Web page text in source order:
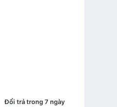
Đổi trả trong 7 ngày